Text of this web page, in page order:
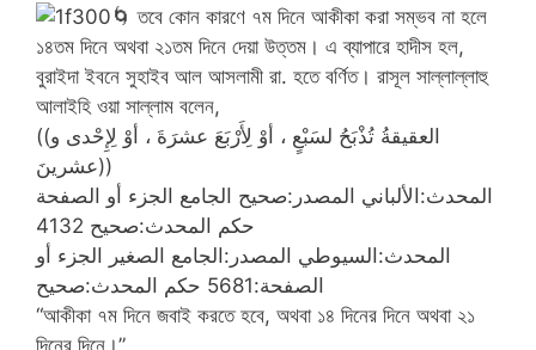
🌀 তবে কোন কারণে ৭ম দিনে আকীকা করা সম্ভব না হলে
১৪তম দিনে অথবা ২১তম দিনে দেয়া উত্তম। এ ব্যাপারে হাদীস হল,
বুরাইদা ইবনে সুহাইব আল আসলামী রা. হতে বর্ণিত। রাসূল সাল্লাল্লাহু
আলাইহি ওয়া সাল্লাম বলেন,
((العقيقةُ تُذْبَحُ لسَبْعٍ ، أوْ لِأَرْبَعَ عشرَةَ ، أوْ لِإِحْدى و
عشرينَ))
المحدث:الألباني المصدر:صحيح الجامع الجزء أو الصفحة
4132 حكم المحدث:صحيح
المحدث:السيوطي المصدر:الجامع الصغير الجزء أو
الصفحة:5681 حكم المحدث:صحيح
“আকীকা ৭ম দিনে জবাই করতে হবে, অথবা ১৪ দিনের দিনে অথবা ২১
দিনের দিনে।”